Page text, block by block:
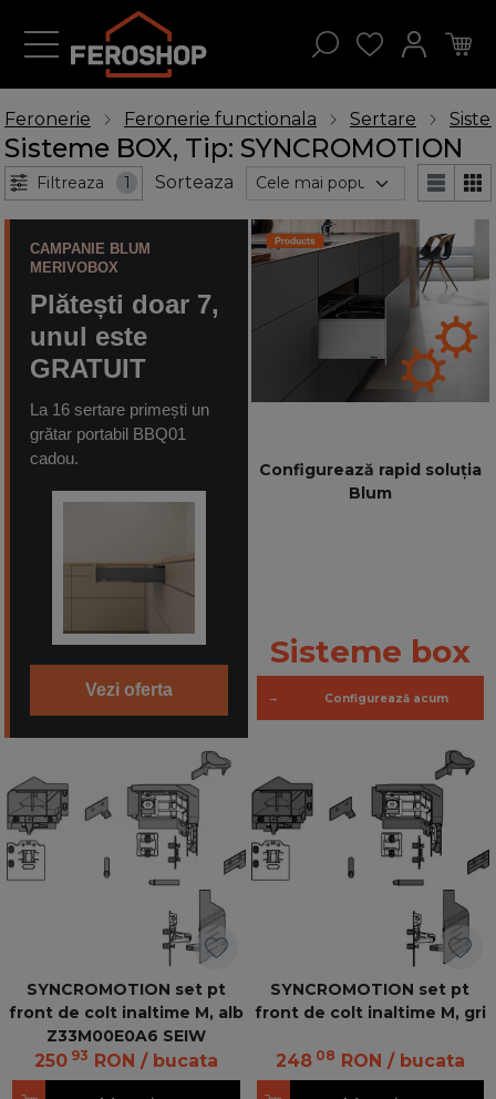
Feronerie Feronerie functionala Sertare
Sisteme BOX, Tip: SYNCROMOTION
Filtreaza 1 Sorteaza
CAMPANIE BLUM
MERIVOBOX
Plătești doar 7,
unul este
GRATUIT
La 16 sertare primești un
grătar portabil BBQ01
cadou.
Vezi oferta
Configurează rapid soluția
Blum
Sisteme box
→ Configurează acum
SYNCROMOTION set pt
front de colt inaltime M, alb
Z33M00E0A6 SEIW
25093 RON / bucata
SYNCROMOTION set pt
front de colt inaltime M, gri
248 08 RON / bucata